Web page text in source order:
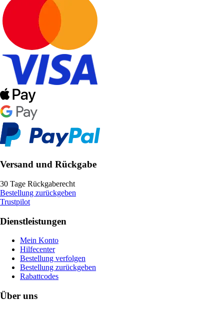
Versand und Rückgabe
30 Tage Rückgaberecht
Bestellung zurückgeben
Trustpilot
Dienstleistungen
Mein Konto
Hilfecenter
Bestellung verfolgen
Bestellung zurückgeben
Rabattcodes
Über uns